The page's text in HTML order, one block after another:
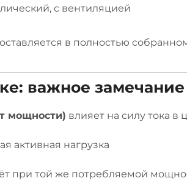
с вентиляцией
в полностью
важное замечание
мощности) влияет на силу тока в
активная нагрузка
при той же потребляемой